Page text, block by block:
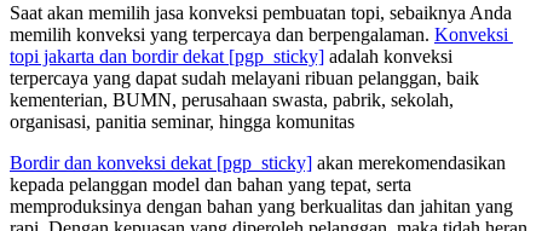
Saat akan memilih jasa konveksi pembuatan topi, sebaiknya Anda
memilih konveksi yang terpercaya dan berpengalaman. Konveksi
topi jakarta dan bordir dekat [pgp_sticky] adalah konveksi
terpercaya yang dapat sudah melayani ribuan pelanggan, baik
kementerian, BUMN, perusahaan swasta, pabrik, sekolah,
organisasi, panitia seminar, hingga komunitas
Bordir dan konveksi dekat [pgp_sticky] akan merekomendasikan
kepada pelanggan model dan bahan yang tepat, serta
memproduksinya dengan bahan yang berkualitas dan jahitan yang